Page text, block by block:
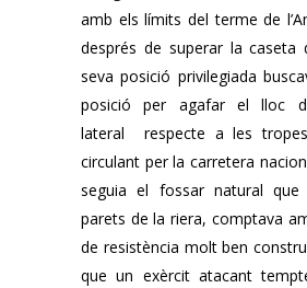
amb els límits del terme de
després de superar la caseta
seva posició privilegiada
posició per agafar el lloc
lateral respecte a les
circulant per la carretera
seguia el fossar natural que
parets de la riera, comptava
de resistència molt ben
que un exèrcit atacant